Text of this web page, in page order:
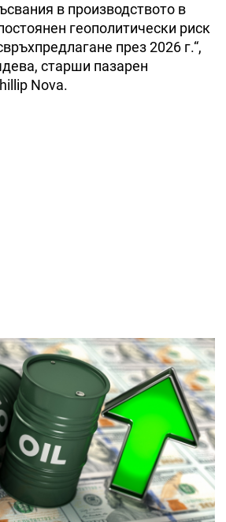
в производството в
геополитически риск
през 2026 г.“,
старши пазарен
Nova.